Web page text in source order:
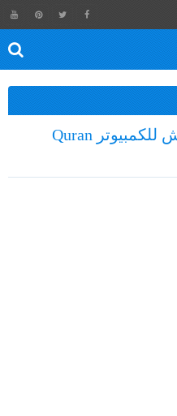
تحميل برنامج قرآن فلاش للكمبيوتر Quran